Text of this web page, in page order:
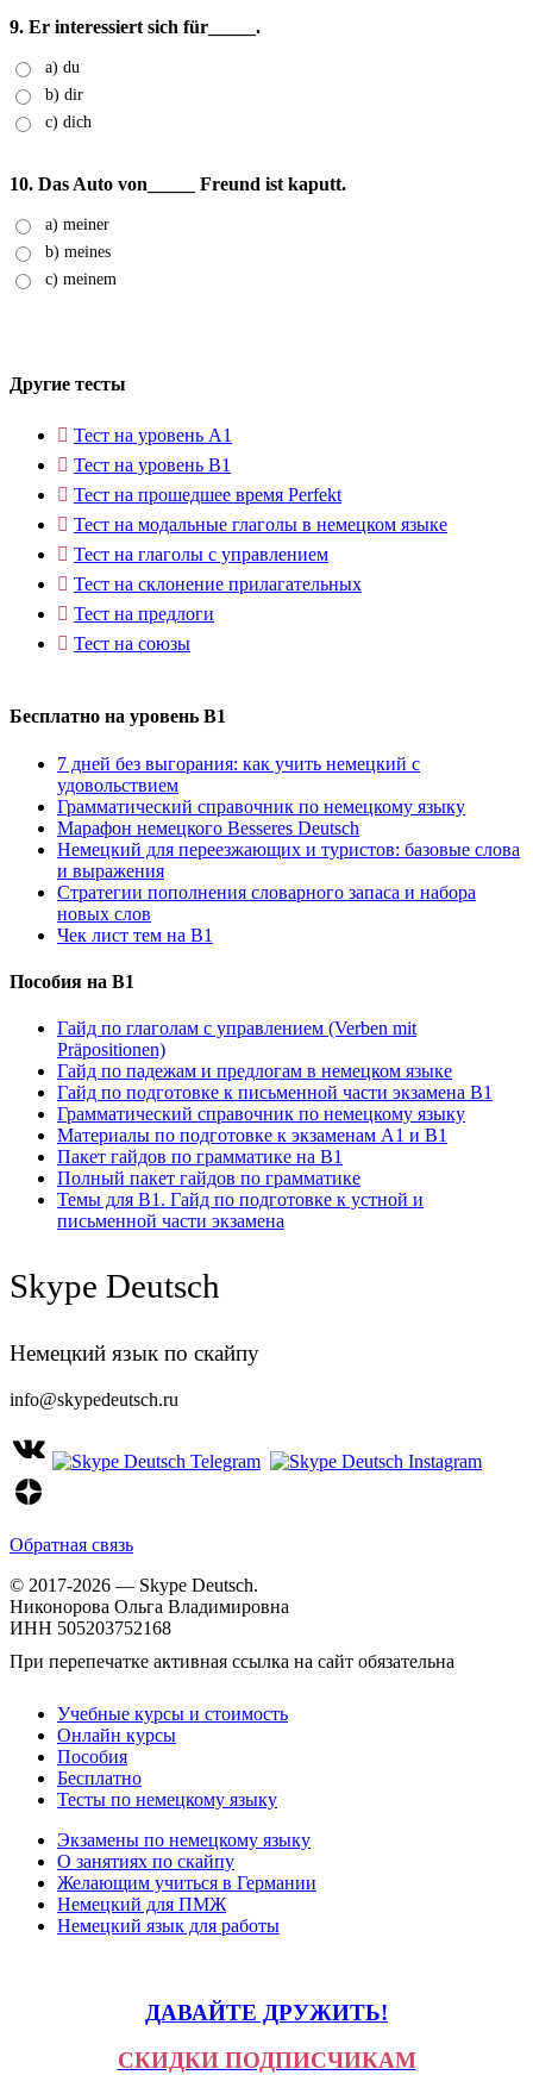
9. Er interessiert sich für_____.
a) du
b) dir
c) dich
10. Das Auto von_____ Freund ist kaputt.
a) meiner
b) meines
c) meinem
Другие тесты
Тест на уровень A1
Тест на уровень B1
Тест на прошедшее время Perfekt
Тест на модальные глаголы в немецком языке
Тест на глаголы с управлением
Тест на склонение прилагательных
Тест на предлоги
Тест на союзы
Бесплатно на уровень B1
7 дней без выгорания: как учить немецкий с
удовольствием
Грамматический справочник по немецкому языку
Марафон немецкого Besseres Deutsch
Немецкий для переезжающих и туристов: базовые слова
и выражения
Стратегии пополнения словарного запаса и набора
новых слов
Чек лист тем на B1
Пособия на B1
Гайд по глаголам с управлением (Verben mit
Präpositionen)
Гайд по падежам и предлогам в немецком языке
Гайд по подготовке к письменной части экзамена B1
Грамматический справочник по немецкому языку
Материалы по подготовке к экзаменам А1 и B1
Пакет гайдов по грамматике на B1
Полный пакет гайдов по грамматике
Темы для B1. Гайд по подготовке к устной и
письменной части экзамена
Skype Deutsch
Немецкий язык по скайпу
info@skypedeutsch.ru
Обратная связь
© 2017-2026 — Skype Deutsch.
Никонорова Ольга Владимировна
ИНН 505203752168
При перепечатке активная ссылка на сайт обязательна
Учебные курсы и стоимость
Онлайн курсы
Пособия
Бесплатно
Тесты по немецкому языку
Экзамены по немецкому языку
О занятиях по скайпу
Желающим учиться в Германии
Немецкий для ПМЖ
Немецкий язык для работы
ДАВАЙТЕ ДРУЖИТЬ!
СКИДКИ ПОДПИСЧИКАМ